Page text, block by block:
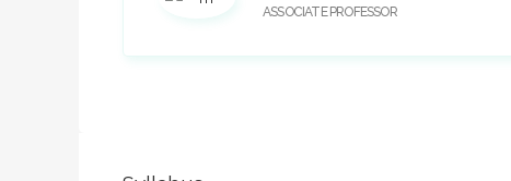
ASSOCIATE PROFESSOR